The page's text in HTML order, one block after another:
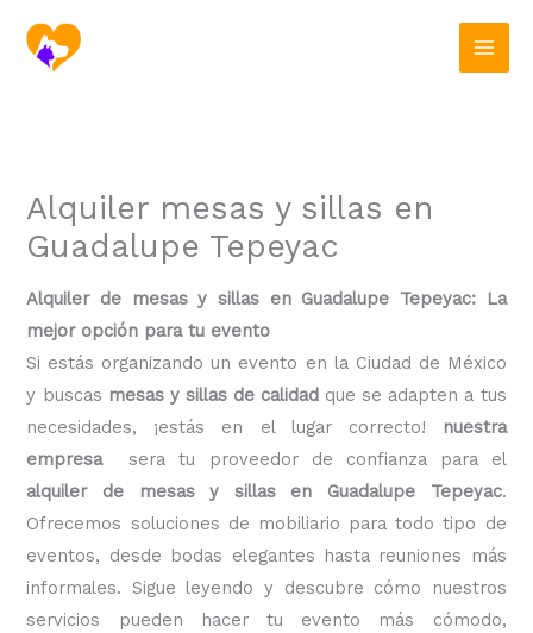
contenido
Alquiler mesas y sillas en
Guadalupe Tepeyac
Alquiler de mesas y sillas en Guadalupe Tepeyac: La
mejor opción para tu evento
Si estás organizando un evento en la Ciudad de México
y buscas mesas y sillas de calidad que se adapten a tus
necesidades, ¡estás en el lugar correcto!
nuestra
empresa
sera tu proveedor de confianza para el
alquiler de mesas y sillas en Guadalupe Tepeyac.
Ofrecemos soluciones de mobiliario para todo tipo de
eventos, desde bodas elegantes hasta reuniones más
informales. Sigue leyendo y descubre cómo nuestros
servicios pueden hacer tu evento más cómodo,